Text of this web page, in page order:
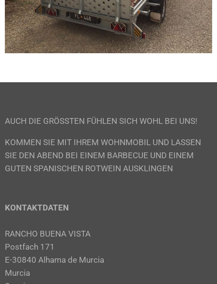
AUCH DIE GRÖSSTEN FÜHLEN SICH WOHL BEI UNS!
KOMMEN SIE MIT IHREM WOHNMOBIL UND LASSEN
SIE DEN ABEND BEI EINEM BARBECUE UND EINEM
GUTEN SPANISCHEN ROTWEIN AUSKLINGEN
KONTAKTDATEN
RANCHO BUENA VISTA
Postfach 171
E-30840 Alhama de Murcia
Murcia